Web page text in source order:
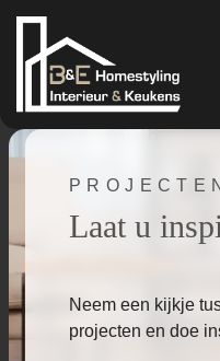
Laat u
Neem een kijkje
projecten en doe